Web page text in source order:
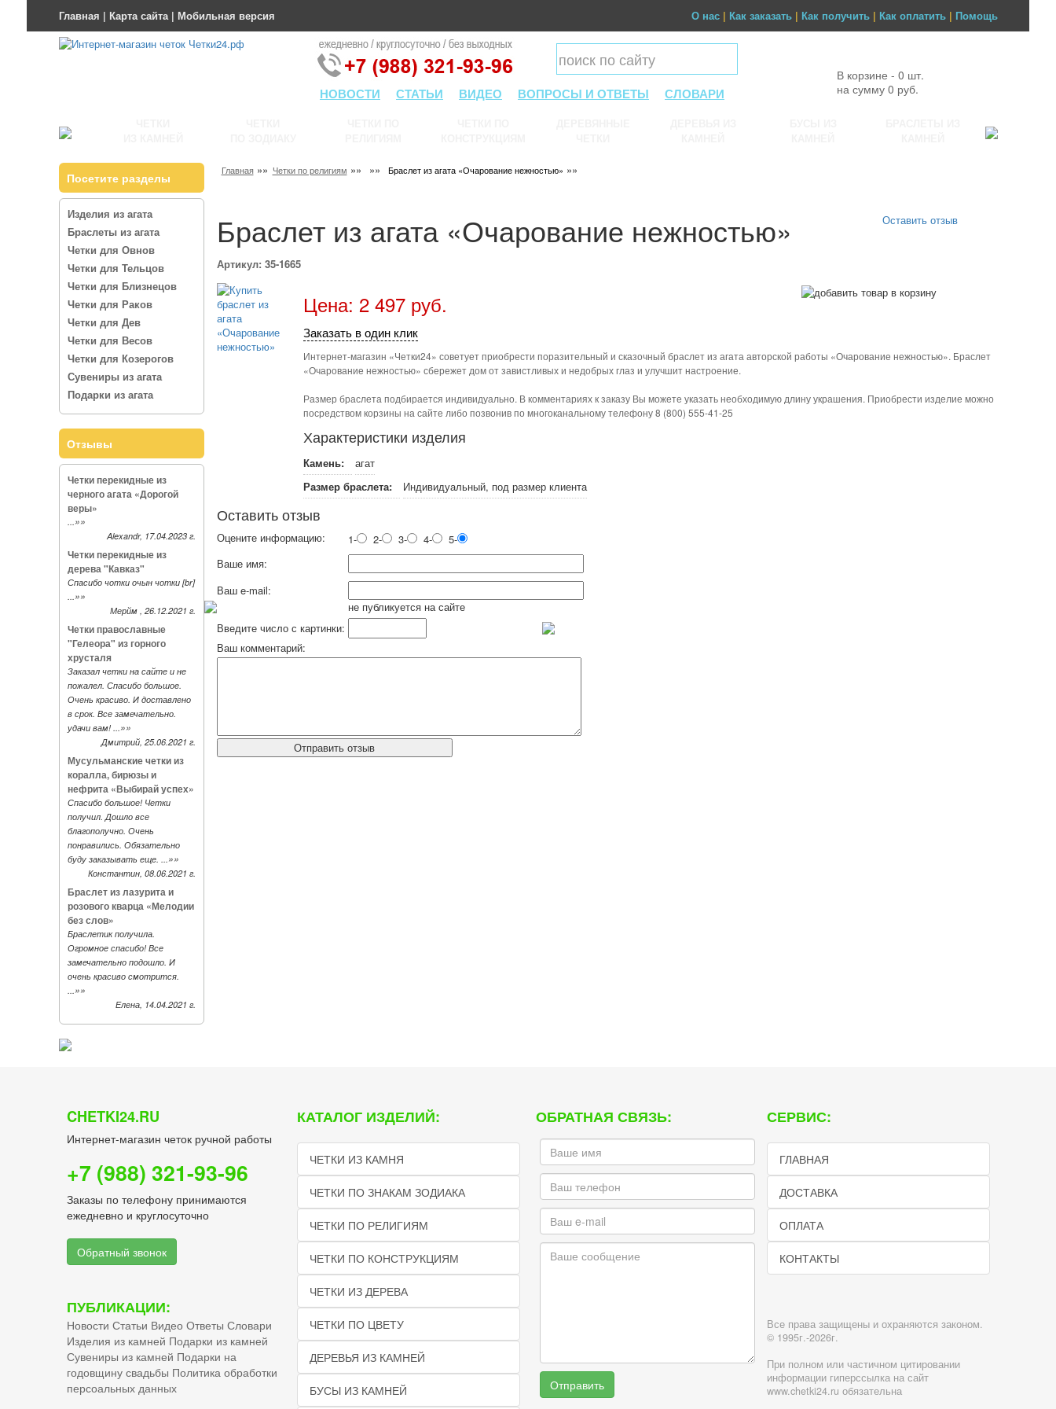
Главная | Карта сайта| Мобильная версия О нас| Как заказать| Как получить| Как оплатить| Помощь
НОВОСТИ СТАТЬИ ВИДЕО ВОПРОСЫ И ОТВЕТЫ СЛОВАРИ
В корзине - 0 шт.
на сумму 0 руб.
Посетите разделы
Изделия из агата
Браслеты из агата
Четки для Овнов
Четки для Тельцов
Четки для Близнецов
Четки для Раков
Четки для Дев
Четки для Весов
Четки для Козерогов
Сувениры из агата
Подарки из агата
Отзывы
Четки перекидные из
черного агата «Дорогой
веры»
...»»
Alexandr, 17.04.2023 г.
Четки перекидные из
дерева "Кавказ"
Спасибо чотки очын чотки [br]
...»»
Мерйм , 26.12.2021 г.
Четки православные
"Гелеора" из горного
хрусталя
Заказал четки на сайте и не
пожалел. Спасибо большое.
Очень красиво. И доставлено
в срок. Все замечательно.
удачи вам! ...»»
Дмитрий, 25.06.2021 г.
Мусульманские четки из
коралла, бирюзы и
нефрита «Выбирай успех»
Спасибо большое! Четки
получил. Дошло все
благополучно. Очень
понравились. Обязательно
буду заказывать еще. ...»»
Константин, 08.06.2021 г.
Браслет из лазурита и
розового кварца «Мелодии
без слов»
Браслетик получила.
Огромное спасибо! Все
замечательно подошло. И
очень красиво смотрится.
...»»
Елена, 14.04.2021 г.
Главная»» Четки по религиям »» »» Браслет из агата «Очарование нежностью» »»
Браслет из агата «Очарование нежностью»
Артикул: 35-1665
Оставить отзыв
Цена: 2 497 руб.
Заказать в один клик
Интернет-магазин «Четки24» советует приобрести поразительный и сказочный браслет из агата авторской работы «Очарование нежностью». Браслет
«Очарование нежностью» сбережет дом от завистливых и недобрых глаз и улучшит настроение.
Размер браслета подбирается индивидуально. В комментариях к заказу Вы можете указать необходимую длину украшения. Приобрести изделие можно
посредством корзины на сайте либо позвонив по многоканальному телефону 8 (800) 555-41-25
Характеристики изделия
Камень:
агат
Размер браслета:
Индивидуальный, под размер клиента
Оставить отзыв
Оцените информацию: 1- 2- 3- 4-
5-
Ваше имя:
Ваш e-mail:
не публикуется на сайте
Введите число с картинки:
Ваш комментарий:
CHETKI24.RU
Интернет-магазин четок ручной работы
+7 (988) 321-93-96
Заказы по телефону принимаются
ежедневно и круглосуточно
Обратный звонок
ПУБЛИКАЦИИ:
Новости Статьи Видео Ответы Словари
Изделия из камней Подарки из камней
Сувениры из камней Подарки на
годовщину свадьбы Политика обработки
персоальных данных
КАТАЛОГ ИЗДЕЛИЙ:
ЧЕТКИ ИЗ КАМНЯ
ЧЕТКИ ПО ЗНАКАМ ЗОДИАКА
ЧЕТКИ ПО РЕЛИГИЯМ
ЧЕТКИ ПО КОНСТРУКЦИЯМ
ЧЕТКИ ИЗ ДЕРЕВА
ЧЕТКИ ПО ЦВЕТУ
ДЕРЕВЬЯ ИЗ КАМНЕЙ
БУСЫ ИЗ КАМНЕЙ
ОБРАТНАЯ СВЯЗЬ:
Отправить
СЕРВИС:
ГЛАВНАЯ
ДОСТАВКА
ОПЛАТА
КОНТАКТЫ
Все права защищены и охраняются законом.
© 1995г.-2026г.
При полном или частичном цитировании
информации гиперссылка на сайт
www.chetki24.ru обязательна